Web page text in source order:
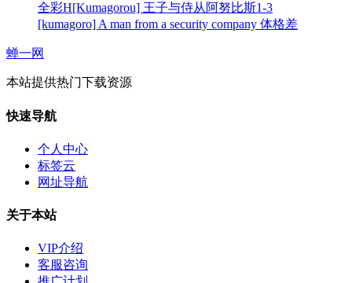
全彩H[Kumagorou] 王子与侍从阿努比斯1-3
[kumagoro] A man from a security company 体格差
蝉一网
本站提供热门下载资源
快速导航
个人中心
标签云
网址导航
关于本站
VIP介绍
客服咨询